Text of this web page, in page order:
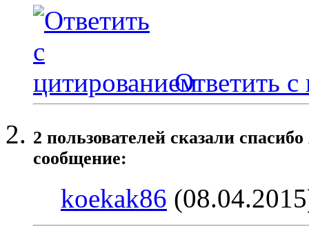
Ответить с
2 пользователей сказали
сообщение:
koekak86